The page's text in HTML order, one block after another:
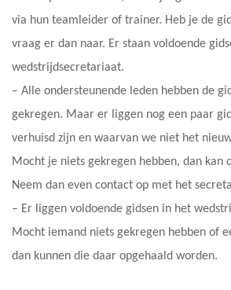
via hun teamleider of trainer. Heb je de
vraag er dan naar. Er staan voldoende
wedstrijdsecretariaat.
– Alle ondersteunende leden hebben de
gekregen. Maar er liggen nog een paar
verhuisd zijn en waarvan we niet het
Mocht je niets gekregen hebben, dan kan
Neem dan even contact op met het
– Er liggen voldoende gidsen in het
Mocht iemand niets gekregen hebben of
dan kunnen die daar opgehaald worden.